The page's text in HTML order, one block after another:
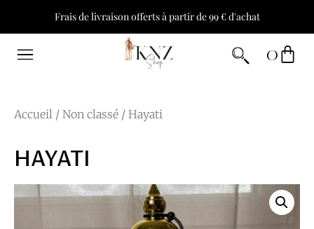
Frais de livraison offerts à partir de 99 € d'achat
0
Accueil / Non classé / Hayati
HAYATI